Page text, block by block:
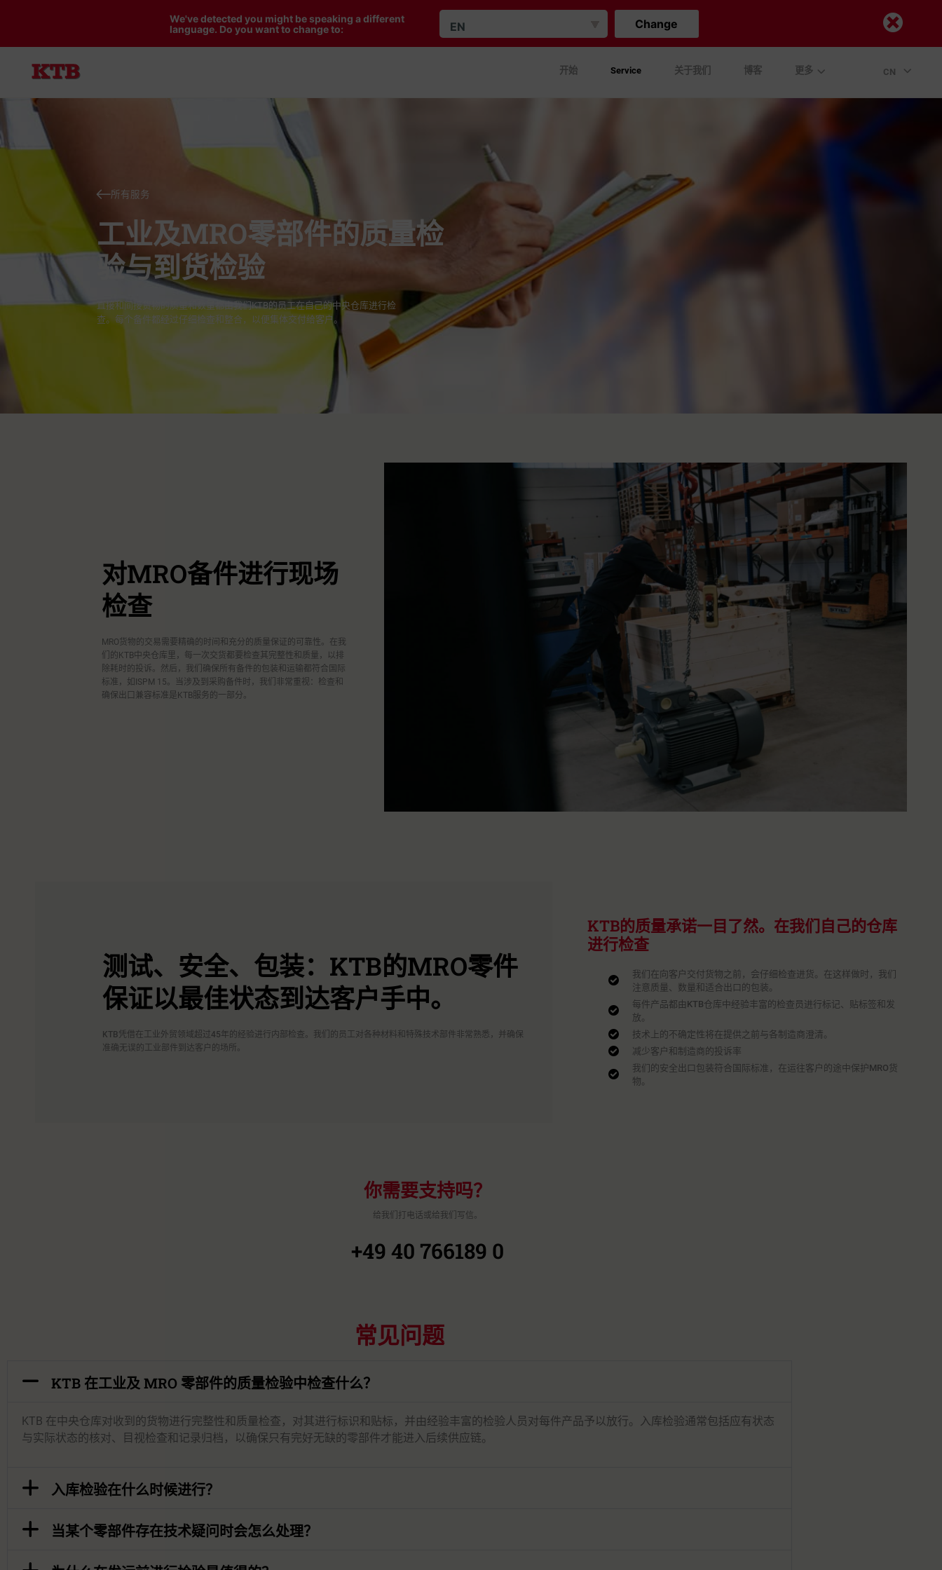
We've detected you might be speaking a different
language. Do you want to change to:
EN Change
开始 Service 关于我们 博客 更多 CN
所有服务
工业及MRO零部件的质量检
验与到货检验
直接和间接货物的质量和数量都由我们KTB的员工在自己的中央仓库进行检
查。每个备件都经过仔细检查和整合，以便集体交付给客户。
对MRO备件进行现场
检查
MRO货物的交易需要精确的时间和充分的质量保证的可靠性。在我
们的KTB中央仓库里，每一次交货都要检查其完整性和质量，以排
除耗时的投诉。然后，我们确保所有备件的包装和运输都符合国际
标准，如ISPM 15。当涉及到采购备件时，我们非常重视：检查和
确保出口兼容标准是KTB服务的一部分。
测试、安全、包装：KTB的MRO零件
保证以最佳状态到达客户手中。
KTB凭借在工业外贸领域超过45年的经验进行内部检查。我们的员工对各种材料和特殊技术部件非常熟悉，并确保
准确无误的工业部件到达客户的场所。
KTB的质量承诺一目了然。在我们自己的仓库
进行检查
我们在向客户交付货物之前，会仔细检查进货。在这样做时，我们
注意质量、数量和适合出口的包装。
每件产品都由KTB仓库中经验丰富的检查员进行标记、贴标签和发
放。
技术上的不确定性将在提供之前与各制造商澄清。
减少客户和制造商的投诉率
我们的安全出口包装符合国际标准，在运往客户的途中保护MRO货
物。
你需要支持吗？
给我们打电话或给我们写信。
+49 40 766189 0
常见问题
KTB 在工业及 MRO 零部件的质量检验中检查什么？
KTB 在中央仓库对收到的货物进行完整性和质量检查，对其进行标识和贴标，并由经验丰富的检验人员对每件产品予以放行。入库检验通常包括应有状态
与实际状态的核对、目视检查和记录归档，以确保只有完好无缺的零部件才能进入后续供应链。
入库检验在什么时候进行？
当某个零部件存在技术疑问时会怎么处理？